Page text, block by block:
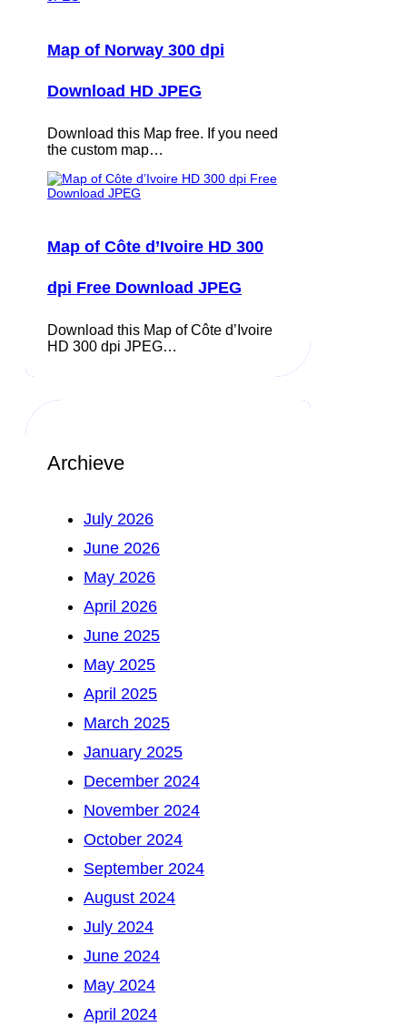
Map of Norway 300 dpi
Download HD JPEG
Download this Map free. If you need
the custom map…
Map of Côte d’Ivoire HD 300
dpi Free Download JPEG
Download this Map of Côte d’Ivoire
HD 300 dpi JPEG…
Archieve
July 2026
June 2026
May 2026
April 2026
June 2025
May 2025
April 2025
March 2025
January 2025
December 2024
November 2024
October 2024
September 2024
August 2024
July 2024
June 2024
May 2024
April 2024